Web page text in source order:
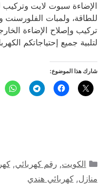
للطاقة، ولمبات الفلورسنت
تركيب وإصلاح الإضاءة
لتلبية جميع إحتياجاتكم
شارك هذا الموضوع:
التصنيفات
الكويت,رقم كهربائي,
منازل, كهربائي هندي